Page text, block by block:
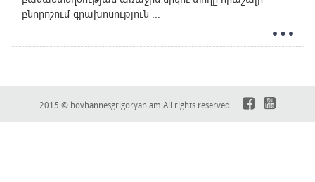
բնորոշում-գրախոսություն ...
2015 © hovhannesgrigoryan.am All rights reserved